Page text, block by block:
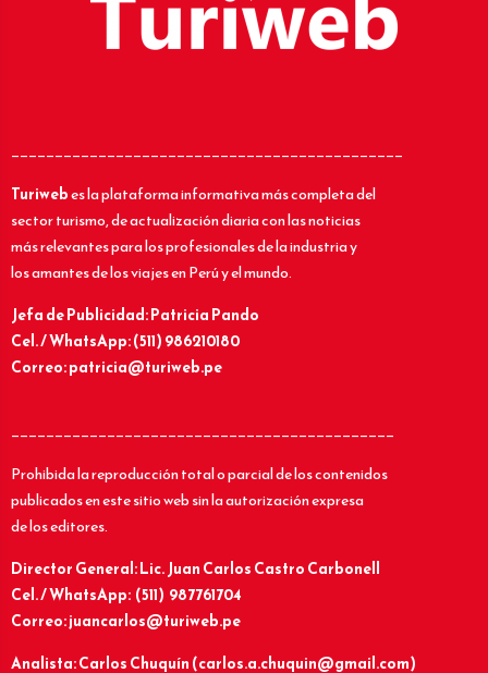
_____________________________________________
Turiwebes la plataforma informativa más completa del
sector turismo, de actualización diaria con las noticias
más relevantes para los profesionales de la industria y
los amantes de los viajes en Perú y el mundo.
Jefa de Publicidad: Patricia Pando
Cel. / WhatsApp: (511) 986210180
Correo: patricia@turiweb.pe
____________________________________________
Prohibida la reproducción total o parcial de los contenidos
publicados en este sitio web sin la autorización expresa
de los editores.
Director General: Lic.Juan Carlos Castro Carbonell
Cel. / WhatsApp: (511) 987761704
Correo: juancarlos@turiweb.pe
Analista: Carlos Chuquín (carlos.a.chuquin@gmail.com)